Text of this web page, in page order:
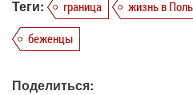
Теги: граница
жизнь в
беженцы
Поделиться: